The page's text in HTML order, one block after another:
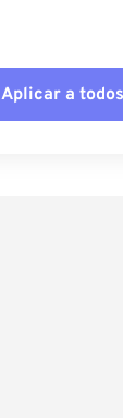
Aplicar a todos